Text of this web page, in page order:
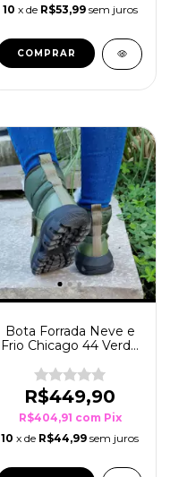
10 x de R$53,99 sem juros
COMPRAR
Bota Forrada Neve e
Frio Chicago 44 Verde
R$449,90
R$404,91 com Pix
10 x de R$44,99 sem juros